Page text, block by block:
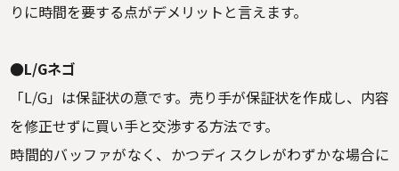
りに時間を要する点がデメリットと言えます。
●L/Gネゴ
「L/G」は保証状の意です。売り手が保証状を作成し、内容
を修正せずに買い手と交渉する方法です。
時間的バッファがなく、かつディスクレがわずかな場合に